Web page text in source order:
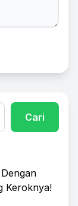
Cari
Keroknya!